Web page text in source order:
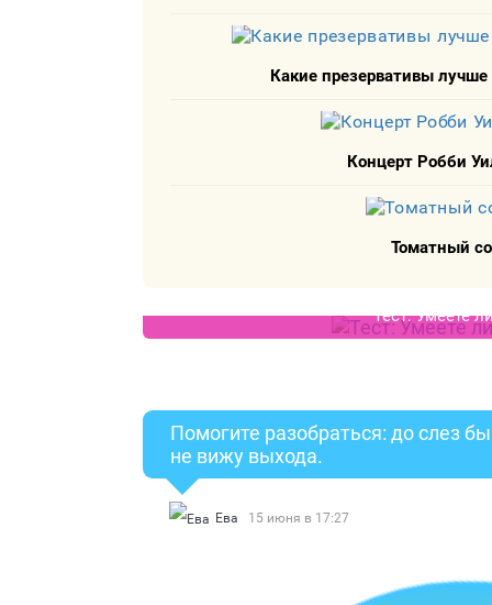
Какие презервативы
Концерт Робби
Томатный
Тест: Умеете
Помогите разобраться: до слез
не вижу выхода.
Ева 15 июня в 17:27